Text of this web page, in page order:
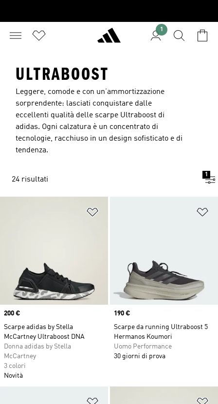
1
ULTRABOOST
Leggere, comode e con un’ammortizzazione
sorprendente: lasciati conquistare dalle
eccellenti qualità delle scarpe Ultraboost di
adidas. Ogni calzatura è un concentrato di
tecnologie, racchiuso in un design sofisticato e di
tendenza.
24 risultati
1
Aggiungi alla lista dei desideri
Price
200 €
Scarpe adidas by Stella
McCartney Ultraboost DNA
Donna adidas by Stella
McCartney
3 colori
Novità
Price
190 €
Scarpe da running Ultraboost 5
Hermanos Koumori
Uomo Performance
30 giorni di prova
Aggiungi alla lista dei desideri